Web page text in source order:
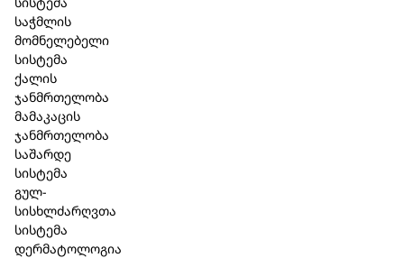
საჭმლის
მომნელებელი
სისტემა
ქალის
ჯანმრთელობა
მამაკაცის
ჯანმრთელობა
საშარდე
სისტემა
გულ-
სისხლძარღვთა
სისტემა
დერმატოლოგია
პულსატილა-ინელი S / Pulsatilla-
Injeel S 1.1 მლ. 5 ამპულა
კატეგორია:სხვადასხვა